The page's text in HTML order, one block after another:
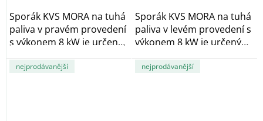
Sporák KVS MORA na tuhá
paliva v pravém provedení
s výkonem 8 kW je určený
na vaření a...
Sporák KVS MORA na tuhá
paliva v levém provedení s
výkonem 8 kW je určený
na vaření a...
nejprodávanější nejprodávanější